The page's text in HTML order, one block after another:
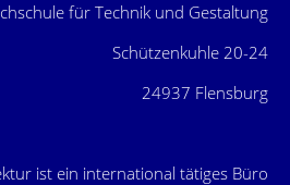
für Technik und Gestaltung
Schützenkuhle 20-24
24937 Flensburg
ist ein international tätiges Büro